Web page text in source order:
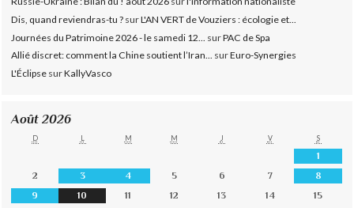
Dis, quand reviendras-tu ? surL'AN VERT de Vouziers : écologie et...
Journées du Patrimoine 2026 - le samedi 12...
surPAC de Spa
Allié discret: comment la Chine soutient l’Iran... surEuro-Synergies
L'Éclipse surKallyVasco
Août 2026
D L M M J V S
1
2
3 4 5 6 7
8
9
10 11 12 13 14
15